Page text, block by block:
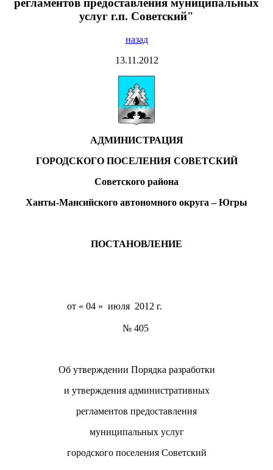
услуг г.п. Советский"
назад
13.11.2012
АДМИНИСТРАЦИЯ
ГОРОДСКОГО ПОСЕЛЕНИЯ СОВЕТСКИЙ
Советского района
Ханты-Мансийского автономного округа – Югры
ПОСТАНОВЛЕНИЕ
от « 04 » июля 2012 г.
№ 405
Об утверждении Порядка разработки
и утверждения административных
регламентов предоставления
муниципальных услуг
городского поселения Советский